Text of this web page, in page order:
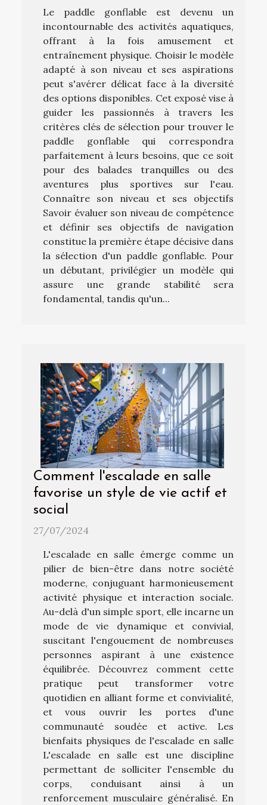
Le paddle gonflable est devenu un
incontournable des activités aquatiques,
offrant à la fois amusement et
entraînement physique. Choisir le modèle
adapté à son niveau et ses aspirations
peut s'avérer délicat face à la diversité
des options disponibles. Cet exposé vise à
guider les passionnés à travers les
critères clés de sélection pour trouver le
paddle gonflable qui correspondra
parfaitement à leurs besoins, que ce soit
pour des balades tranquilles ou des
aventures plus sportives sur l'eau.
Connaître son niveau et ses objectifs
Savoir évaluer son niveau de compétence
et définir ses objectifs de navigation
constitue la première étape décisive dans
la sélection d'un paddle gonflable. Pour
un débutant, privilégier un modèle qui
assure une grande stabilité sera
fondamental, tandis qu'un...
Comment l'escalade en salle
favorise un style de vie actif et
social
27/07/2024
L'escalade en salle émerge comme un
pilier de bien-être dans notre société
moderne, conjuguant harmonieusement
activité physique et interaction sociale.
Au-delà d'un simple sport, elle incarne un
mode de vie dynamique et convivial,
suscitant l'engouement de nombreuses
personnes aspirant à une existence
équilibrée. Découvrez comment cette
pratique peut transformer votre
quotidien en alliant forme et convivialité,
et vous ouvrir les portes d'une
communauté soudée et active. Les
bienfaits physiques de l'escalade en salle
L'escalade en salle est une discipline
permettant de solliciter l'ensemble du
corps, conduisant ainsi à un
renforcement musculaire généralisé. En